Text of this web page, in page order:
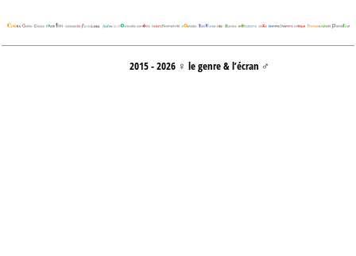
2015 - 2026 ♀ le genre & l’écran ♂